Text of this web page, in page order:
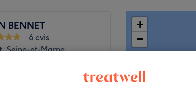
BENNET
6 avis
Seine-et-Marne
+
−